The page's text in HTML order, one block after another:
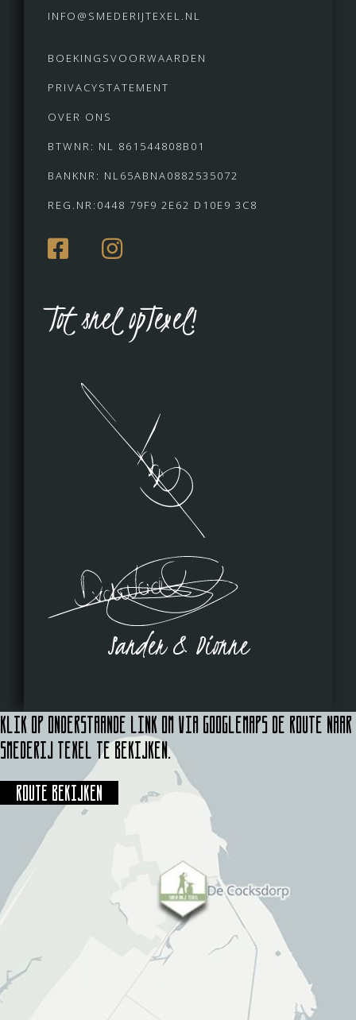
INFO@SMEDERIJTEXEL.NL
BOEKINGSVOORWAARDEN
PRIVACYSTATEMENT
OVER ONS
BTWNR: NL 861544808B01
BANKNR: NL65ABNA0882535072
REG.NR:0448 79F9 2E62 D10E9 3C8
Tot snel opTexel!
Sander & Dionne
Klik op onderstaande link om via Googlemaps de route naar
Smederij Texel te bekijken.
Route bekijken